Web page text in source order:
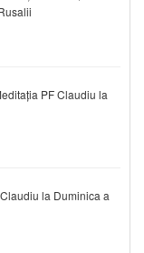
PF Claudiu la
la Duminica a